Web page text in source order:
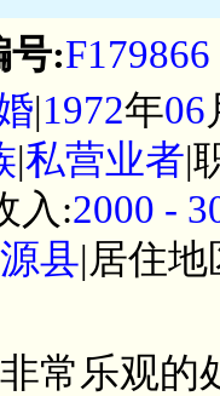
号:F179866
|1972年06
|私营业者|
入:2000 -
县|居住地
常乐观的